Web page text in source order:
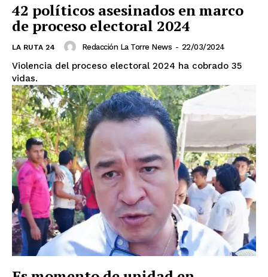
El Suplemento
42 políticos asesinados en marco
de proceso electoral 2024
LA RUTA 24 Redacción La Torre News - 22/03/2024
Violencia del proceso electoral 2024 ha cobrado 35
vidas.